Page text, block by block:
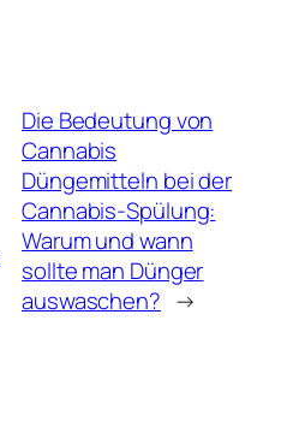
Die Bedeutung von
Cannabis
Düngemitteln bei der
Cannabis-Spülung:
Warum und wann
sollte man Dünger
auswaschen? →